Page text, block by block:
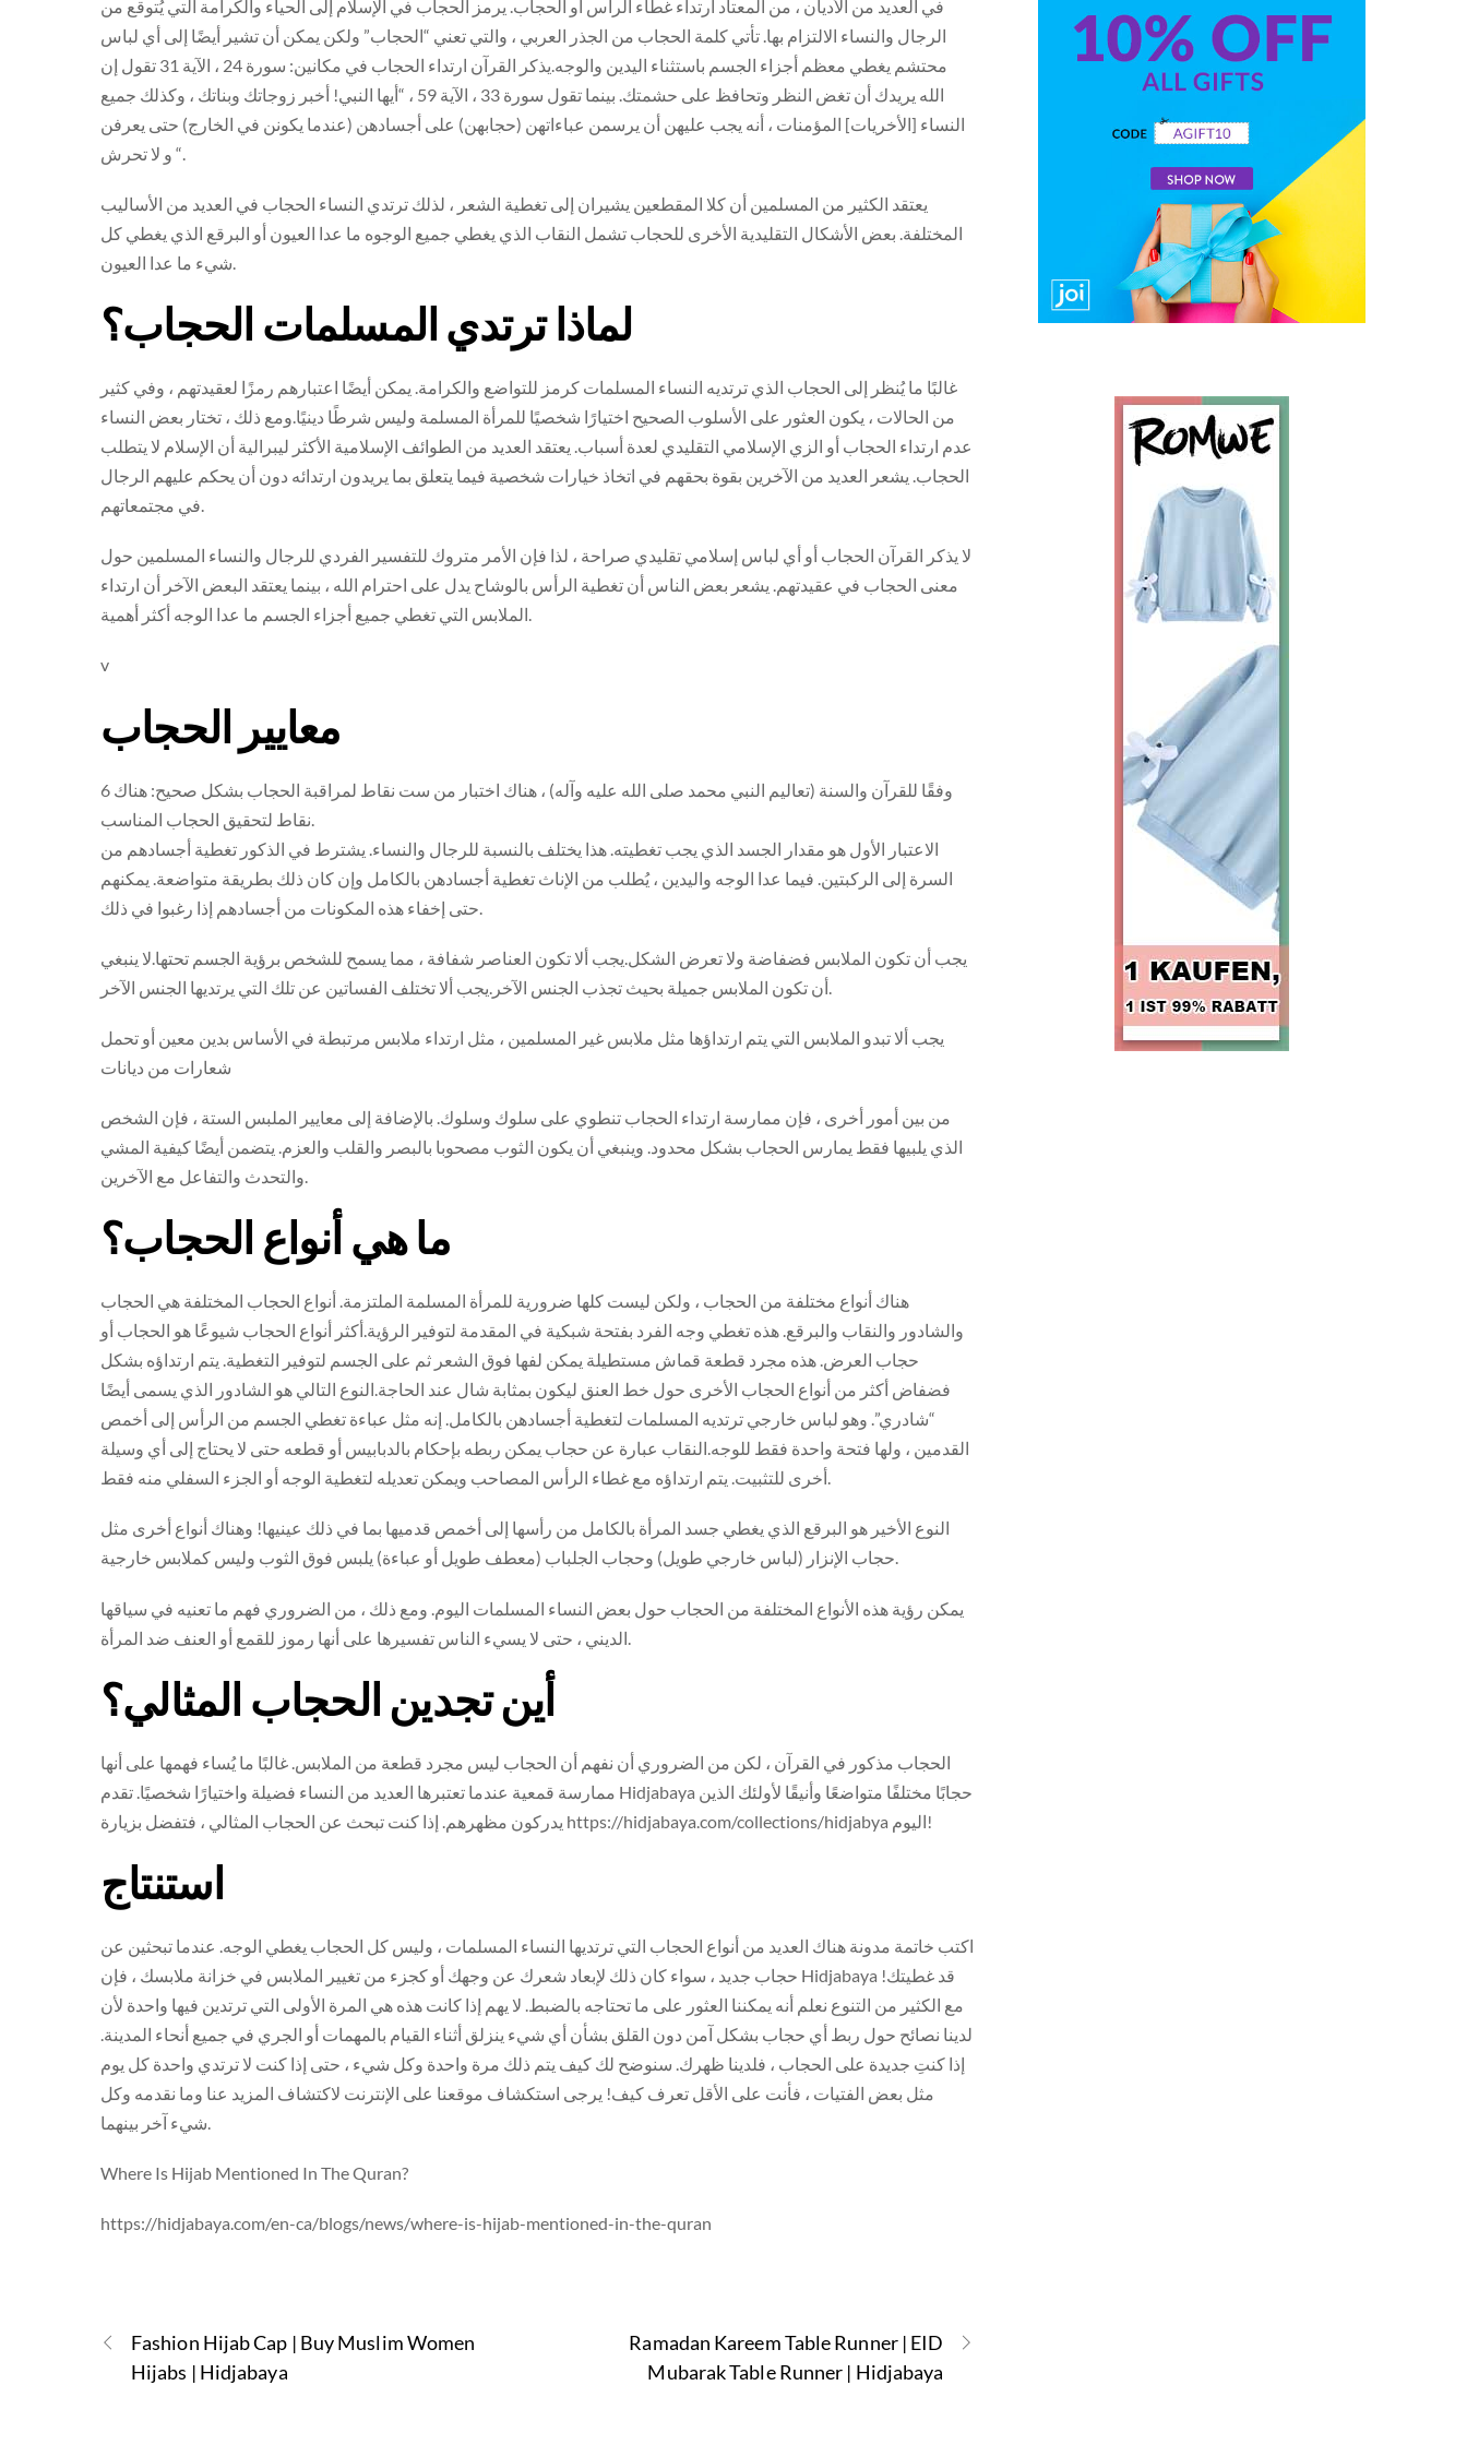
في العديد من الأديان ، من المعتاد ارتداء غطاء الرأس أو الحجاب. يرمز الحجاب في الإسلام إلى الحياء والكرامة التي يُتوقع من
الرجال والنساء الالتزام بها. تأتي كلمة الحجاب من الجذر العربي ، والتي تعني “الحجاب” ولكن يمكن أن تشير أيضًا إلى أي لباس
محتشم يغطي معظم أجزاء الجسم باستثناء اليدين والوجه.يذكر القرآن ارتداء الحجاب في مكانين: سورة 24 ، الآية 31 تقول إن
الله يريدك أن تغض النظر وتحافظ على حشمتك. بينما تقول سورة 33 ، الآية 59 ، “أيها النبي! أخبر زوجاتك وبناتك ، وكذلك جميع
النساء [الأخريات] المؤمنات ، أنه يجب عليهن أن يرسمن عباءاتهن (حجابهن) على أجسادهن (عندما يكونن في الخارج) حتى يعرفن
و لا تحرش “.
يعتقد الكثير من المسلمين أن كلا المقطعين يشيران إلى تغطية الشعر ، لذلك ترتدي النساء الحجاب في العديد من الأساليب
المختلفة. بعض الأشكال التقليدية الأخرى للحجاب تشمل النقاب الذي يغطي جميع الوجوه ما عدا العيون أو البرقع الذي يغطي كل
لماذا ترتدي المسلمات الحجاب؟
غالبًا ما يُنظر إلى الحجاب الذي ترتديه النساء المسلمات كرمز للتواضع والكرامة. يمكن أيضًا اعتبارهم رمزًا لعقيدتهم ، وفي كثير
من الحالات ، يكون العثور على الأسلوب الصحيح اختيارًا شخصيًا للمرأة المسلمة وليس شرطًا دينيًا.ومع ذلك ، تختار بعض النساء
عدم ارتداء الحجاب أو الزي الإسلامي التقليدي لعدة أسباب. يعتقد العديد من الطوائف الإسلامية الأكثر ليبرالية أن الإسلام لا يتطلب
الحجاب. يشعر العديد من الآخرين بقوة بحقهم في اتخاذ خيارات شخصية فيما يتعلق بما يريدون ارتدائه دون أن يحكم عليهم الرجال
في مجتمعاتهم.
لا يذكر القرآن الحجاب أو أي لباس إسلامي تقليدي صراحة ، لذا فإن الأمر متروك للتفسير الفردي للرجال والنساء المسلمين حول
معنى الحجاب في عقيدتهم. يشعر بعض الناس أن تغطية الرأس بالوشاح يدل على احترام الله ، بينما يعتقد البعض الآخر أن ارتداء
الملابس التي تغطي جميع أجزاء الجسم ما عدا الوجه أكثر أهمية.
v
معايير الحجاب
وفقًا للقرآن والسنة (تعاليم النبي محمد صلى الله عليه وآله) ، هناك اختبار من ست نقاط لمراقبة الحجاب بشكل صحيح: هناك 6
الاعتبار الأول هو مقدار الجسد الذي يجب تغطيته. هذا يختلف بالنسبة للرجال والنساء. يشترط في الذكور تغطية أجسادهم من
السرة إلى الركبتين. فيما عدا الوجه واليدين ، يُطلب من الإناث تغطية أجسادهن بالكامل وإن كان ذلك بطريقة متواضعة. يمكنهم
يجب أن تكون الملابس فضفاضة ولا تعرض الشكل.يجب ألا تكون العناصر شفافة ، مما يسمح للشخص برؤية الجسم تحتها.لا ينبغي
يجب ألا تبدو الملابس التي يتم ارتداؤها مثل ملابس غير المسلمين ، مثل ارتداء ملابس مرتبطة في الأساس بدين معين أو تحمل
من بين أمور أخرى ، فإن ممارسة ارتداء الحجاب تنطوي على سلوك وسلوك. بالإضافة إلى معايير الملبس الستة ، فإن الشخص
الذي يلبيها فقط يمارس الحجاب بشكل محدود. وينبغي أن يكون الثوب مصحوبا بالبصر والقلب والعزم. يتضمن أيضًا كيفية المشي
والتحدث والتفاعل مع الآخرين.
ما هي أنواع الحجاب؟
هناك أنواع مختلفة من الحجاب ، ولكن ليست كلها ضرورية للمرأة المسلمة الملتزمة. أنواع الحجاب المختلفة هي الحجاب
والشادور والنقاب والبرقع. هذه تغطي وجه الفرد بفتحة شبكية في المقدمة لتوفير الرؤية.أكثر أنواع الحجاب شيوعًا هو الحجاب أو
حجاب العرض. هذه مجرد قطعة قماش مستطيلة يمكن لفها فوق الشعر ثم على الجسم لتوفير التغطية. يتم ارتداؤه بشكل
فضفاض أكثر من أنواع الحجاب الأخرى حول خط العنق ليكون بمثابة شال عند الحاجة.النوع التالي هو الشادور الذي يسمى أيضًا
“شادري”. وهو لباس خارجي ترتديه المسلمات لتغطية أجسادهن بالكامل. إنه مثل عباءة تغطي الجسم من الرأس إلى أخمص
القدمين ، ولها فتحة واحدة فقط للوجه.النقاب عبارة عن حجاب يمكن ربطه بإحكام بالدبابيس أو قطعه حتى لا يحتاج إلى أي وسيلة
أخرى للتثبيت. يتم ارتداؤه مع غطاء الرأس المصاحب ويمكن تعديله لتغطية الوجه أو الجزء السفلي منه فقط.
النوع الأخير هو البرقع الذي يغطي جسد المرأة بالكامل من رأسها إلى أخمص قدميها بما في ذلك عينيها! وهناك أنواع أخرى مثل
حجاب الإنزار (لباس خارجي طويل) وحجاب الجلباب (معطف طويل أو عباءة) يلبس فوق الثوب وليس كملابس خارجية.
يمكن رؤية هذه الأنواع المختلفة من الحجاب حول بعض النساء المسلمات اليوم. ومع ذلك ، من الضروري فهم ما تعنيه في سياقها
أين تجدين الحجاب المثالي؟
الحجاب مذكور في القرآن ، لكن من الضروري أن نفهم أن الحجاب ليس مجرد قطعة من الملابس. غالبًا ما يُساء فهمها على أنها
ممارسة قمعية عندما تعتبرها العديد من النساء فضيلة واختيارًا شخصيًا. تقدم Hidjabaya حجابًا مختلفًا متواضعًا وأنيقًا لأولئك الذين
يدركون مظهرهم. إذا كنت تبحث عن الحجاب المثالي ، فتفضل بزيارة https://hidjabaya.com/collections/hidjabya اليوم!
استنتاج
اكتب خاتمة مدونة هناك العديد من أنواع الحجاب التي ترتديها النساء المسلمات ، وليس كل الحجاب يغطي الوجه. عندما تبحثين عن
حجاب جديد ، سواء كان ذلك لإبعاد شعرك عن وجهك أو كجزء من تغيير الملابس في خزانة ملابسك ، فإن Hidjabaya قد غطيتك!
مع الكثير من التنوع نعلم أنه يمكننا العثور على ما تحتاجه بالضبط. لا يهم إذا كانت هذه هي المرة الأولى التي ترتدين فيها واحدة لأن
لدينا نصائح حول ربط أي حجاب بشكل آمن دون القلق بشأن أي شيء ينزلق أثناء القيام بالمهمات أو الجري في جميع أنحاء المدينة.
إذا كنتِ جديدة على الحجاب ، فلدينا ظهرك. سنوضح لك كيف يتم ذلك مرة واحدة وكل شيء ، حتى إذا كنت لا ترتدي واحدة كل يوم
مثل بعض الفتيات ، فأنت على الأقل تعرف كيف! يرجى استكشاف موقعنا على الإنترنت لاكتشاف المزيد عنا وما نقدمه وكل
شيء آخر بينهما.
Where Is Hijab Mentioned In The Quran?
https://hidjabaya.com/en-ca/blogs/news/where-is-hijab-mentioned-in-the-quran
Fashion Hijab Cap | Buy Muslim Women
Hijabs | Hidjabaya
Ramadan Kareem Table Runner | EID
Mubarak Table Runner | Hidjabaya